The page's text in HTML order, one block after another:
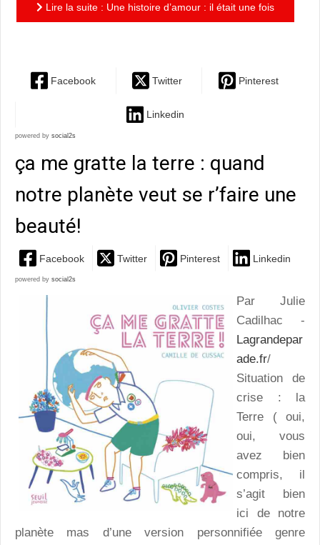
Lire la suite : Une histoire d’amour : il était une fois
Facebook Twitter Pinterest
Linkedin
powered by social2s
ça me gratte la terre : quand
notre planète veut se r’faire une
beauté!
Facebook Twitter Pinterest Linkedin
powered by social2s
Par Julie
Cadilhac -
Lagrandepar
ade.fr/
Situation de
crise : la
Terre ( oui,
oui, vous
avez bien
compris, il
s’agit bien
ici de notre
planète mas d’une version personnifiée genre